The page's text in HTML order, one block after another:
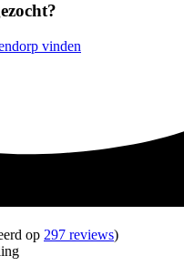
vinden
op 297 reviews)